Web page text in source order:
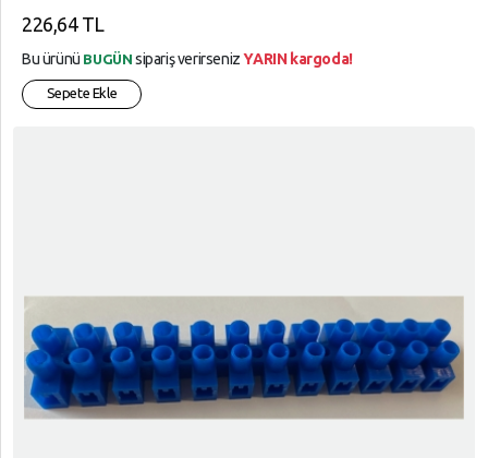
226,64 TL
Bu ürünü BUGÜN sipariş verirsenizYARIN kargoda!
Sepete Ekle